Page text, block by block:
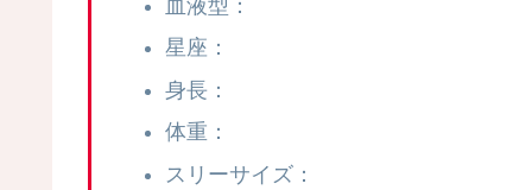
血液型：
星座：
身長：
体重：
スリーサイズ：